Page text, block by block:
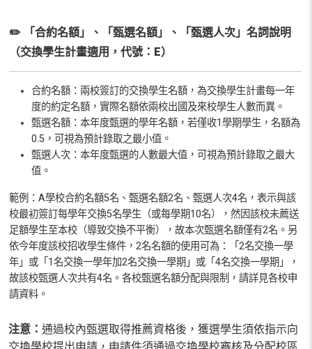
✏️ 「合約名額」、「甄選名額」、「甄選人次」名詞說明
（交換學生計畫適用，代號：E）
合約名額：兩校簽訂的交換學生名額，為交換學生計畫每一年
度的約定名額，實際名額依兩校出國及來校學生人數而異。
甄選名額：本年度甄選的學年名額，若僅收1學期學生，名額為
0.5，可視為預計錄取之最小值。
甄選人次：本年度甄選的人數最大值，可視為預計錄取之最大
值。
範例：A學校合約名額5名、甄選名額2名、甄選人次4名，表示與該
校最初簽訂每學年交換5名學生（或每學期10名），然因該校未薦送
足額學生至本校（導致交換不平衡），故本次甄選名額僅有2名。另
依今年度該校招收學生條件，2名名額的使用可為：「2名交換一學
年」或「1名交換一學年加2名交換一學期」或「4名交換一學期」，
故該校甄選人次共有4名。各校甄選名額分配與限制，請詳見各校申
請資料。
注意： 通過校內甄選取得推薦資格後，獲選學生須依指示向